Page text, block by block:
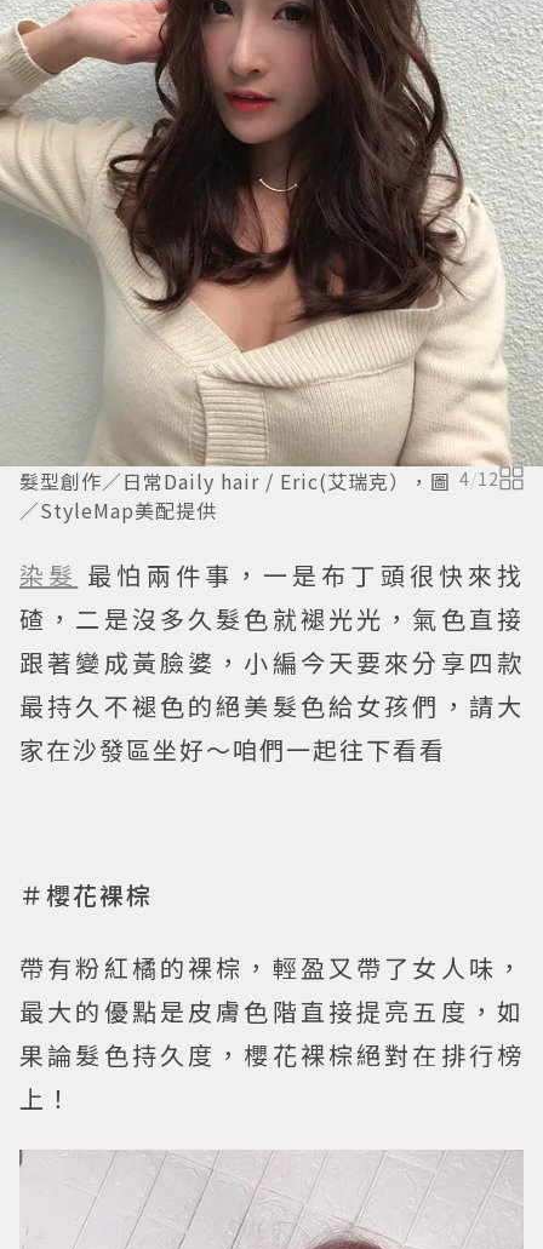
髮型創作／日常Daily hair / Eric(艾瑞克），圖
／StyleMap美配提供
4/12
染髮 最怕兩件事，一是布丁頭很快來找
碴，二是沒多久髮色就褪光光，氣色直接
跟著變成黃臉婆，小編今天要來分享四款
最持久不褪色的絕美髮色給女孩們，請大
家在沙發區坐好～咱們一起往下看看
＃櫻花裸棕
帶有粉紅橘的裸棕，輕盈又帶了女人味，
最大的優點是皮膚色階直接提亮五度，如
果論髮色持久度，櫻花裸棕絕對在排行榜
上！